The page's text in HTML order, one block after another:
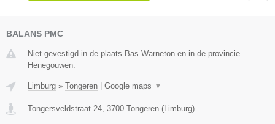
BALANS PMC
Niet gevestigd in de plaats Bas Warneton en in de provincie
Henegouwen.
Limburg » Tongeren Google maps ▼
Tongersveldstraat 24, 3700 Tongeren (Limburg)